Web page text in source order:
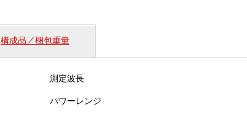
構成品／梱包重量
測定波長
パワーレンジ